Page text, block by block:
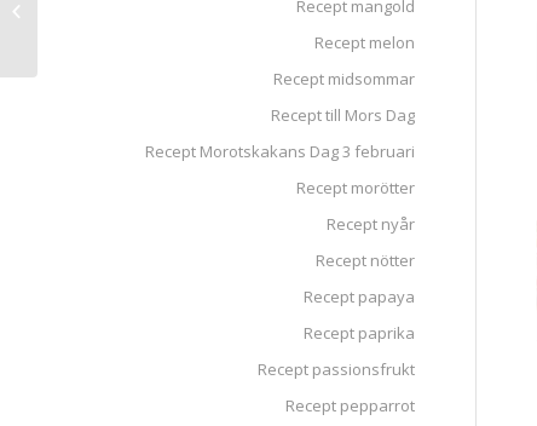
Recept mangold
Recept melon
Recept midsommar
Recept till Mors Dag
Recept Morotskakans Dag 3 februari
Recept morötter
Recept nyår
Recept nötter
Recept papaya
Recept paprika
Recept passionsfrukt
Recept pepparrot